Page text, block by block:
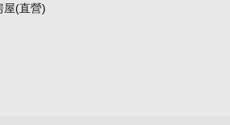
屋(直營)